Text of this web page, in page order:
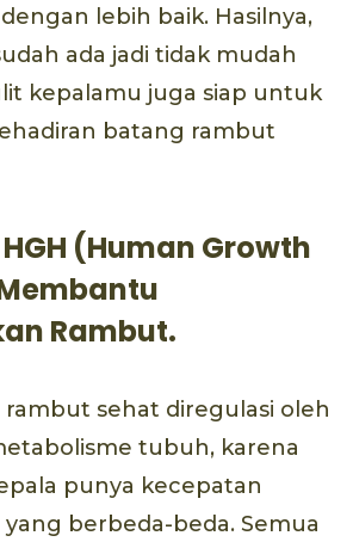
lebih baik. Hasilnya,
ada jadi tidak mudah
kepalamu juga siap untuk
batang rambut
(Human Growth
Rambut.
sehat diregulasi oleh
tubuh, karena
punya kecepatan
berbeda-beda. Semua